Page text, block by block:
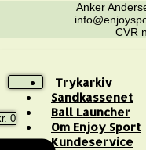
Anker
CVR
Trykarkiv
Sandkassenet
Ball Launcher
Om Enjoy Sport
Kundeservice
0